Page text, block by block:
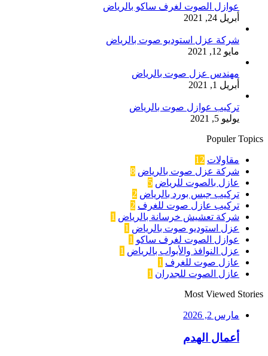
عوازل الصوت لغرف ساكو بالرياض
أبريل 24, 2021
شركة عزل استوديو صوت بالرياض
مايو 12, 2021
مهندس عزل صوت بالرياض
أبريل 1, 2021
تركيب عوازل صوت بالرياض
يوليو 5, 2021
Populer Topics
مقاولات 12
شركة عزل صوت بالرياض 8
عازل بالصوت للرياض 5
تركيب جبس بورد بالرياض 2
تركيب عازل صوت للغرف 2
شركة تعشيش خرسانة بالرياض 1
عزل استوديو صوت بالرياض 1
عوازل الصوت لغرف ساكو 1
عزل النوافذ والأبواب بالرياض 1
عازل صوت للغرف 1
عازل الصوت للجدران 1
Most Viewed Stories
مارس 2, 2026
أعمال الهدم